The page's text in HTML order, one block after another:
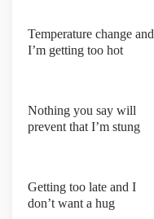
Temperature change and
I’m getting too hot
Nothing you say will
prevent that I’m stung
Getting too late and I
don’t want a hug